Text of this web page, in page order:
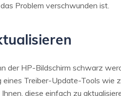
Problem verschwunden ist.
der HP-Bildschirm schwarz
Treiber-Update-Tools wie
diese einfach zu